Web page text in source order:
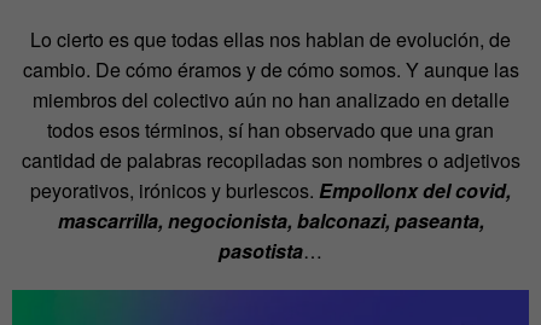
Lo cierto es que todas ellas nos hablan de evolución, de
cambio. De cómo éramos y de cómo somos. Y aunque las
miembros del colectivo aún no han analizado en detalle
todos esos términos, sí han observado que una gran
cantidad de palabras recopiladas son nombres o adjetivos
peyorativos, irónicos y burlescos. Empollonx del covid,
mascarrilla, negocionista, balconazi, paseanta,
pasotista…